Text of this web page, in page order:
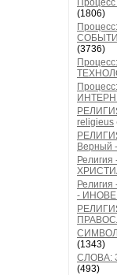
(1806)
Процесс:
(3736)
religieus
Верный
-
СИМВОЛ
(1343)
СЛОВА:
(493)